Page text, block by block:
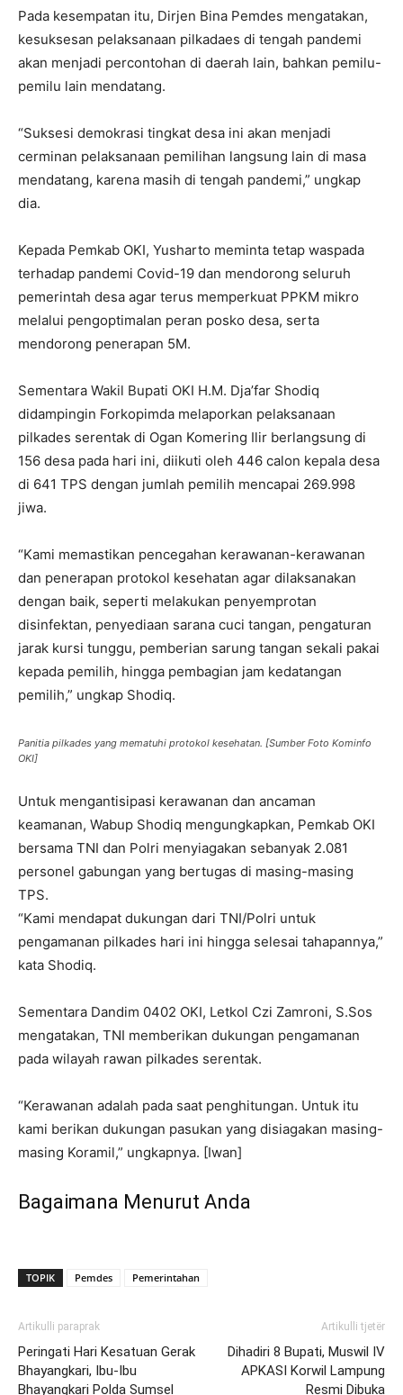
Pada kesempatan itu, Dirjen Bina Pemdes mengatakan,
kesuksesan pelaksanaan pilkadaes di tengah pandemi
akan menjadi percontohan di daerah lain, bahkan pemilu-
pemilu lain mendatang.
“Suksesi demokrasi tingkat desa ini akan menjadi
cerminan pelaksanaan pemilihan langsung lain di masa
mendatang, karena masih di tengah pandemi,” ungkap
dia.
Kepada Pemkab OKI, Yusharto meminta tetap waspada
terhadap pandemi Covid-19 dan mendorong seluruh
pemerintah desa agar terus memperkuat PPKM mikro
melalui pengoptimalan peran posko desa, serta
mendorong penerapan 5M.
Sementara Wakil Bupati OKI H.M. Dja’far Shodiq
didampingin Forkopimda melaporkan pelaksanaan
pilkades serentak di Ogan Komering Ilir berlangsung di
156 desa pada hari ini, diikuti oleh 446 calon kepala desa
di 641 TPS dengan jumlah pemilih mencapai 269.998
jiwa.
“Kami memastikan pencegahan kerawanan-kerawanan
dan penerapan protokol kesehatan agar dilaksanakan
dengan baik, seperti melakukan penyemprotan
disinfektan, penyediaan sarana cuci tangan, pengaturan
jarak kursi tunggu, pemberian sarung tangan sekali pakai
kepada pemilih, hingga pembagian jam kedatangan
pemilih,” ungkap Shodiq.
Panitia pilkades yang mematuhi protokol kesehatan. [Sumber Foto Kominfo
OKI]
Untuk mengantisipasi kerawanan dan ancaman
keamanan, Wabup Shodiq mengungkapkan, Pemkab OKI
bersama TNI dan Polri menyiagakan sebanyak 2.081
personel gabungan yang bertugas di masing-masing
TPS.
“Kami mendapat dukungan dari TNI/Polri untuk
pengamanan pilkades hari ini hingga selesai tahapannya,”
kata Shodiq.
Sementara Dandim 0402 OKI, Letkol Czi Zamroni, S.Sos
mengatakan, TNI memberikan dukungan pengamanan
pada wilayah rawan pilkades serentak.
“Kerawanan adalah pada saat penghitungan. Untuk itu
kami berikan dukungan pasukan yang disiagakan masing-
masing Koramil,” ungkapnya. [Iwan]
Bagaimana Menurut Anda
TOPIK Pemdes Pemerintahan
Artikulli paraprak
Peringati Hari Kesatuan Gerak
Bhayangkari, Ibu-Ibu
Bhayangkari Polda Sumsel
Artikulli tjetër
Dihadiri 8 Bupati, Muswil IV
APKASI Korwil Lampung
Resmi Dibuka